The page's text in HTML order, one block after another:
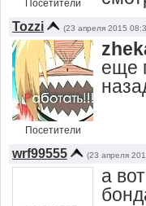
Посетители
Tozzi (23 апреля 2015
Посетители
еще
wrf99555 (23 апреля
а